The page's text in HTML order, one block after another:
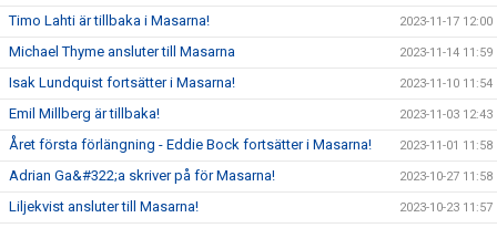
Timo Lahti är tillbaka i Masarna! 2023-11-17 12:00
Michael Thyme ansluter till Masarna 2023-11-14 11:59
Isak Lundquist fortsätter i Masarna! 2023-11-10 11:54
Emil Millberg är tillbaka! 2023-11-03 12:43
Året första förlängning - Eddie Bock fortsätter i Masarna! 2023-11-01 11:58
Adrian Ga&#322;a skriver på för Masarna! 2023-10-27 11:58
Liljekvist ansluter till Masarna! 2023-10-23 11:57